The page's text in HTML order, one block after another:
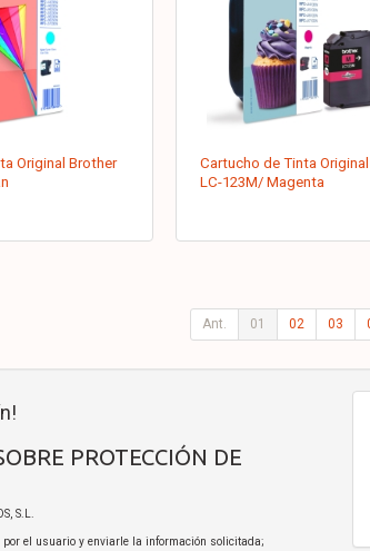
Original Brother
Cartucho de Tinta
LC-123M/ Magenta
Ant. 01 02 03
PROTECCIÓN DE
S.L.
el usuario y enviarle la información solicitada;